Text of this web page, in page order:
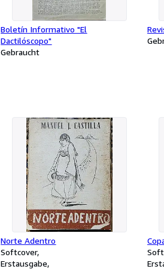
Boletín Informativo "El
Dactilóscopo"
Gebraucht
Norte Adentro
Softcover
Erstausgabe